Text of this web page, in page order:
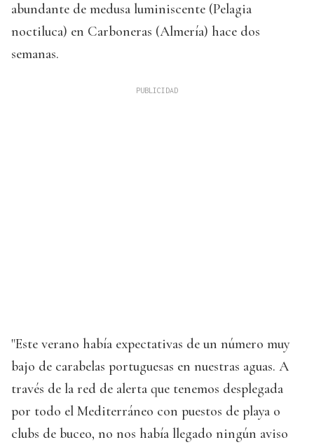
abundante de medusa luminiscente (Pelagia
noctiluca) en Carboneras (Almería) hace dos
semanas.
"Este verano había expectativas de un número muy
bajo de carabelas portuguesas en nuestras aguas. A
través de la red de alerta que tenemos desplegada
por todo el Mediterráneo con puestos de playa o
clubs de buceo, no nos había llegado ningún aviso